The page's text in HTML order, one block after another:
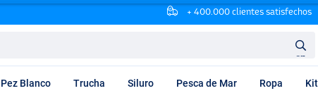
+ 400.000 clientes satisfechos
en
Pez Blanco Trucha Siluro Pesca de Mar Ropa